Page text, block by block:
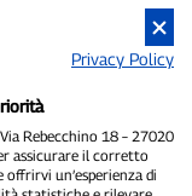
Privacy Policy
Rebecchino 18 – 27020
assicurare il corretto
un’esperienza di